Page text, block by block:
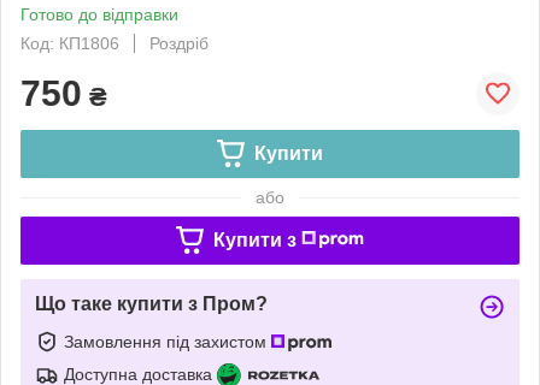
Готово до відправки
Код: КП1806
Роздріб
750 ₴
Купити
або
Купити з
Що таке купити з Пром?
Замовлення під захистом
Доступна доставка